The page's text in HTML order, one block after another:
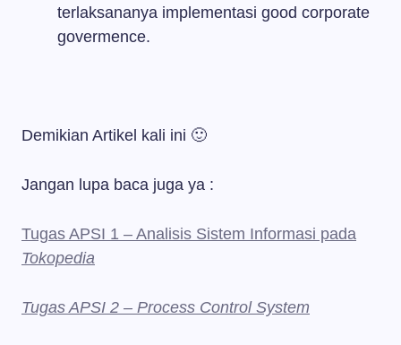
terlaksananya implementasi good corporate
govermence.
Demikian Artikel kali ini 🙂
Jangan lupa baca juga ya :
Tugas APSI 1 – Analisis Sistem Informasi pada
Tokopedia
Tugas APSI 2 – Process Control System